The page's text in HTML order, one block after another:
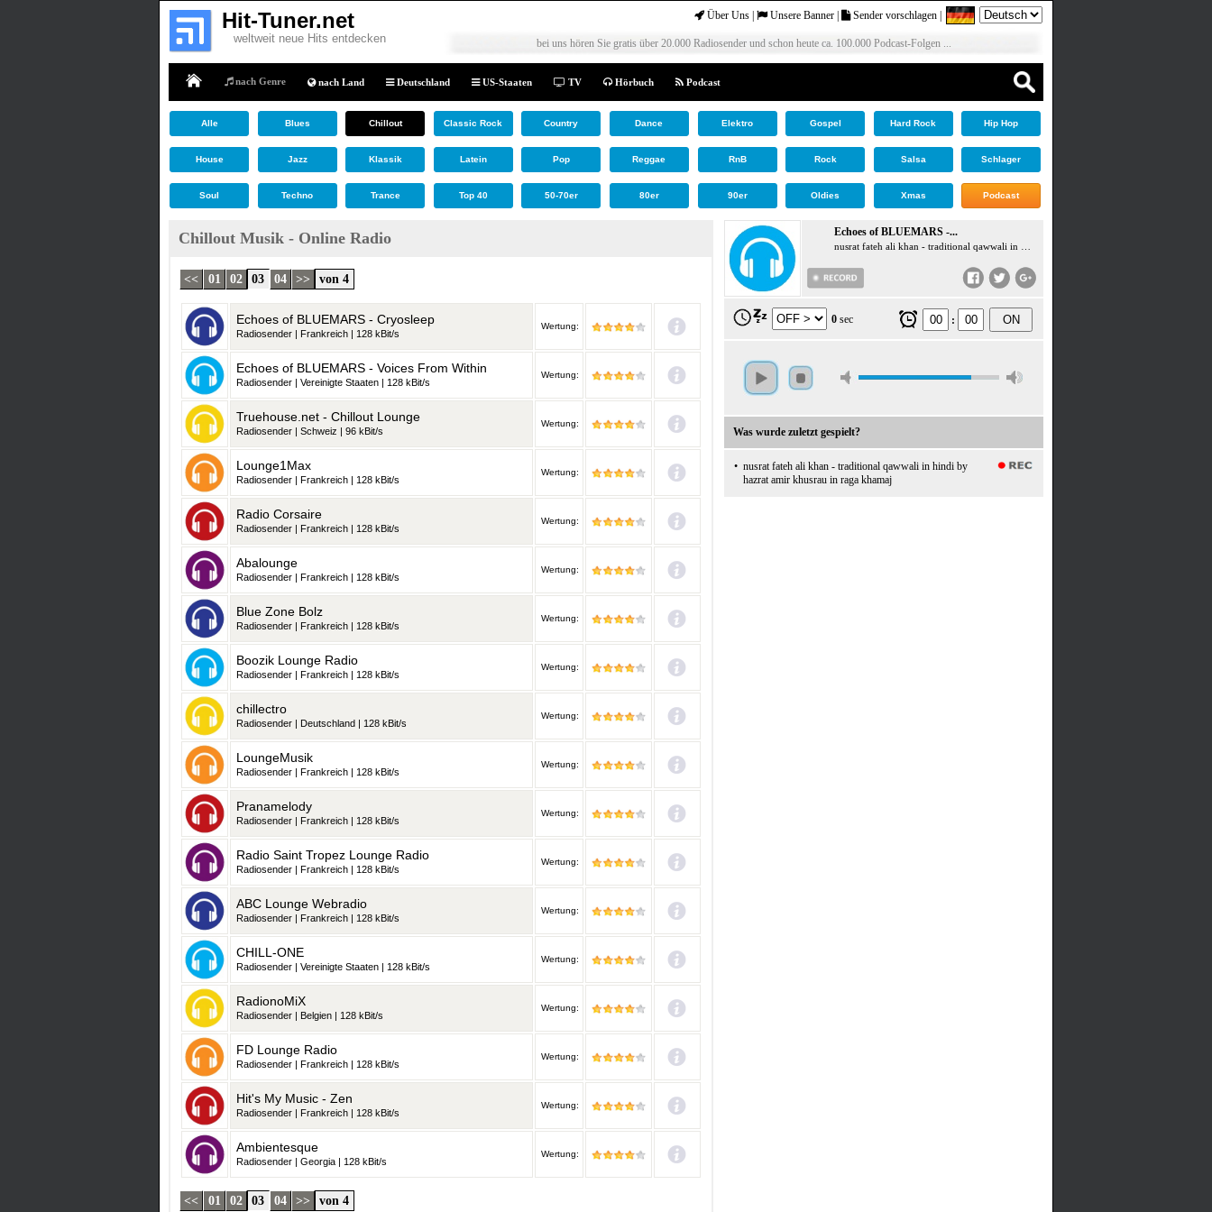
Hit-Tuner.net
weltweit neue Hits entdecken
Über Uns Unsere Banner Sender vorschlagen
bei uns hören Sie gratis über 20.000 Radiosender und schon heute ca. 100.000 Podcast-Folgen ...
nach Genre nach Land Deutschland US-Staaten TV Hörbuch Podcast
Alle Blues Chillout Classic Rock Country Dance Elektro Gospel Hard Rock Hip Hop
House Jazz Klassik Latein Pop Reggae RnB Rock Salsa Schlager
Soul Techno Trance Top 40 50-70er 80er 90er Oldies Xmas Podcast
Chillout Musik - Online Radio
<< 01 02 03 04 >> von 4
Echoes of BLUEMARS - Cryosleep
Radiosender | Frankreich | 128 kBit/s
Wertung:
Echoes of BLUEMARS - Voices From Within
Radiosender | Vereinigte Staaten | 128 kBit/s
Wertung:
Truehouse.net - Chillout Lounge
Radiosender | Schweiz | 96 kBit/s
Wertung:
Lounge1Max
Radiosender | Frankreich | 128 kBit/s
Wertung:
Radio Corsaire
Radiosender | Frankreich | 128 kBit/s
Wertung:
Abalounge
Radiosender | Frankreich | 128 kBit/s
Wertung:
Blue Zone Bolz
Radiosender | Frankreich | 128 kBit/s
Wertung:
Boozik Lounge Radio
Radiosender | Frankreich | 128 kBit/s
Wertung:
chillectro
Radiosender | Deutschland | 128 kBit/s
Wertung:
LoungeMusik
Radiosender | Frankreich | 128 kBit/s
Wertung:
Pranamelody
Radiosender | Frankreich | 128 kBit/s
Wertung:
Radio Saint Tropez Lounge Radio
Radiosender | Frankreich | 128 kBit/s
Wertung:
ABC Lounge Webradio
Radiosender | Frankreich | 128 kBit/s
Wertung:
CHILL-ONE
Radiosender | Vereinigte Staaten | 128 kBit/s
Wertung:
RadionoMiX
Radiosender | Belgien | 128 kBit/s
Wertung:
FD Lounge Radio
Radiosender | Frankreich | 128 kBit/s
Wertung:
Hit's My Music - Zen
Radiosender | Frankreich | 128 kBit/s
Wertung:
Ambientesque
Radiosender | Georgia | 128 kBit/s
Wertung:
<< 01 02 03 04 >> von 4
Echoes of BLUEMARS -...
0 sec : ON
Was wurde zuletzt gespielt?
• nusrat fateh ali khan - traditional qawwali in hindi by
hazrat amir khusrau in raga khamaj